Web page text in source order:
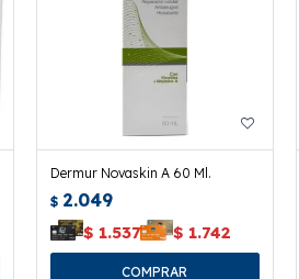
Dermur Novaskin A 60 Ml.
$ 2.049
$ 1.537 $ 1.742